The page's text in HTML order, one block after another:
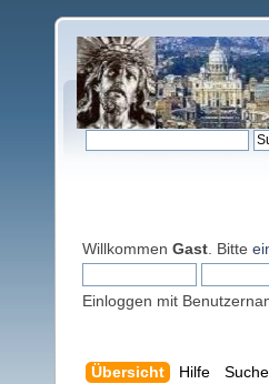
Willkommen Gast . Bitte
Einloggen mit
Übersicht Hilfe Suche